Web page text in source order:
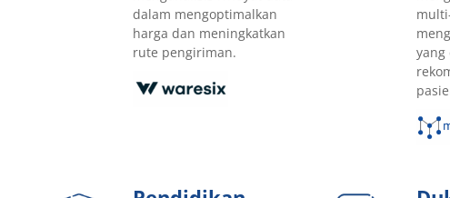
dalam mengoptimalkan
harga dan meningkatkan
rute pengiriman.
yang